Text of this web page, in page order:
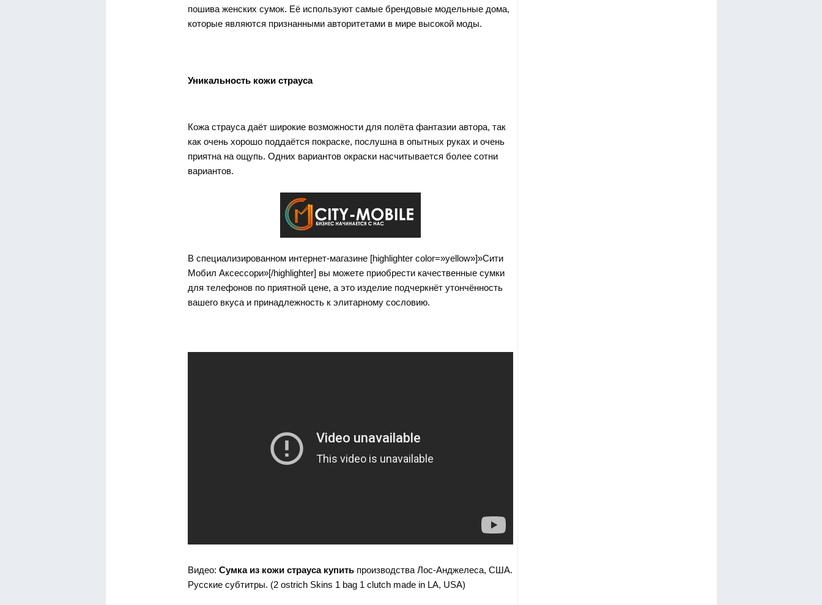
пошива женских сумок. Её используют самые брендовые модельные дома,
которые являются признанными авторитетами в мире высокой моды.
Уникальность кожи страуса
Кожа страуса даёт широкие возможности для полёта фантазии автора, так
как очень хорошо поддаётся покраске, послушна в опытных руках и очень
приятна на ощупь. Одних вариантов окраски насчитывается более сотни
вариантов.
В специализированном интернет-магазине [highlighter color=»yellow»]»Сити
Мобил Аксессори»[/highlighter] вы можете приобрести качественные сумки
для телефонов по приятной цене, а это изделие подчеркнёт утончённость
вашего вкуса и принадлежность к элитарному сословию.
Видео: Сумка из кожи страуса купитьпроизводства Лос-Анджелеса, США.
Русские субтитры. (2 ostrich Skins 1 bag 1 clutch made in LA, USA)